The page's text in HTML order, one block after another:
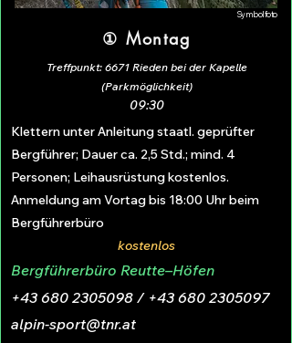
Symbolfoto
① Montag
Treffpunkt: 6671 Rieden bei der Kapelle
(Parkmöglichkeit)
09:30
Klettern unter Anleitung staatl. geprüfter
Bergführer; Dauer ca. 2,5 Std.; mind. 4
Personen; Leihausrüstung kostenlos.
Anmeldung am Vortag bis 18:00 Uhr beim
Bergführerbüro
kostenlos
Bergführerbüro Reutte–Höfen
+43 680 2305098 / +43 680 2305097
alpin-sport@tnr.at